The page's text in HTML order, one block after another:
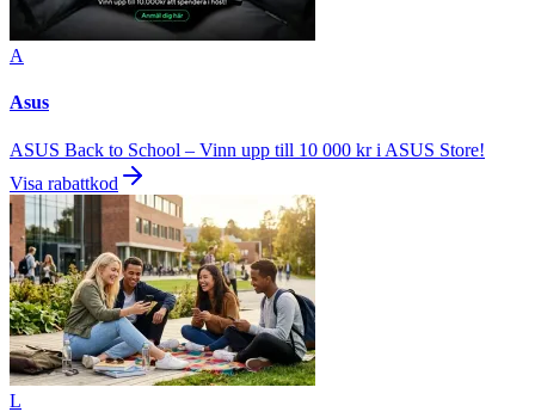
A
Asus
ASUS Back to School – Vinn upp till 10 000 kr i ASUS Store!
Visa rabattkod
L